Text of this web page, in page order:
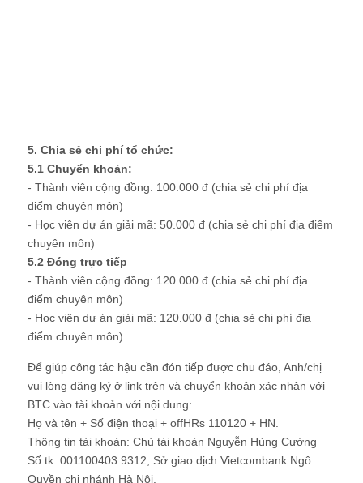
5. Chia sẻ chi phí tổ chức:
5.1 Chuyển khoản:
- Thành viên cộng đồng: 100.000 đ (chia sẻ chi phí địa
điểm chuyên môn)
- Học viên dự án giải mã: 50.000 đ (chia sẻ chi phí địa điểm
chuyên môn)
5.2 Đóng trực tiếp
- Thành viên cộng đồng: 120.000 đ (chia sẻ chi phí địa
điểm chuyên môn)
- Học viên dự án giải mã: 120.000 đ (chia sẻ chi phí địa
điểm chuyên môn)
Để giúp công tác hậu cần đón tiếp được chu đáo, Anh/chị
vui lòng đăng ký ở link trên và chuyển khoản xác nhận với
BTC vào tài khoản với nội dung:
Họ và tên + Số điện thoại + offHRs 110120 + HN.
Thông tin tài khoản: Chủ tài khoản Nguyễn Hùng Cường
Số tk: 001100403 9312, Sở giao dịch Vietcombank Ngô
Quyền chi nhánh Hà Nội.